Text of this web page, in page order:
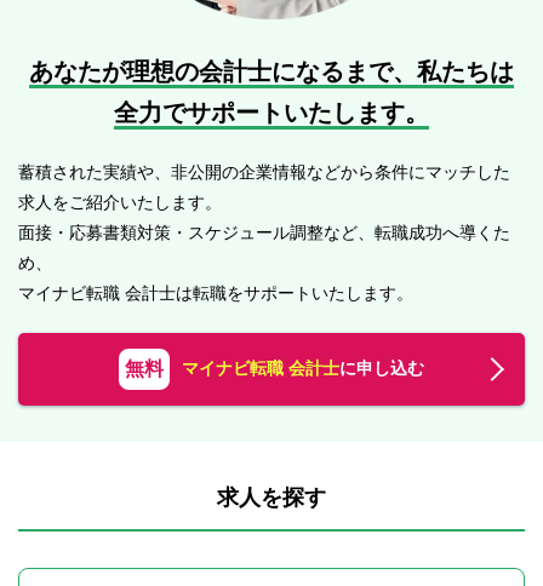
あなたが理想の会計士になるまで、 私たちは
全力でサポートいたします。
蓄積された実績や、非公開の企業情報などから条件にマッチした
求人をご紹介いたします。
面接・応募書類対策・スケジュール調整など、転職成功へ導くた
め、
マイナビ転職 会計士は転職をサポートいたします。
無料 マイナビ転職 会計士に申し込む
求人を探す